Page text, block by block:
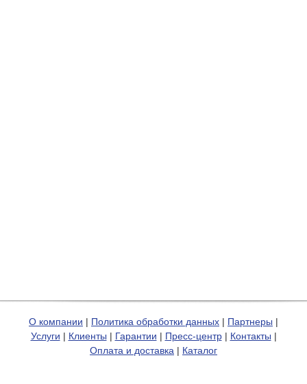
О компании | Политика обработки данных | Партнеры |
Услуги | Клиенты | Гарантии | Пресс-центр| Контакты |
Оплата и доставка | Каталог